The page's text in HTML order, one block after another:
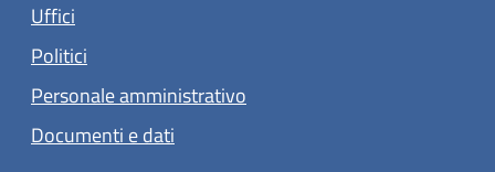
Uffici
Politici
Personale amministrativo
Documenti e dati